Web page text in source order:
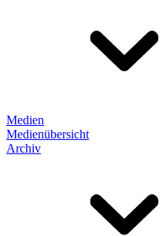
Medien
Medienübersicht
Archiv